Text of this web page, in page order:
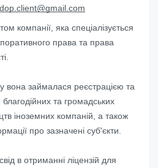
компанії, яка спеціалізується
права та права
вона займалася реєстрацією та
благодійних та громадських
іноземних компаній, а також
про зазначені суб'єкти.
в отриманні ліцензій для